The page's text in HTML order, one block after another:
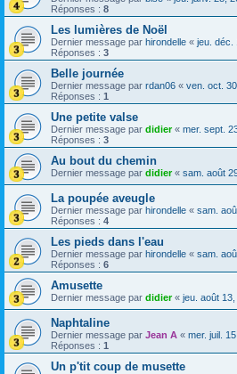
Réponses : 8
Les lumières de Noël
Dernier message par hirondelle « jeu. déc.
Réponses : 3
Belle journée
Dernier message par rdan06 « ven. oct.
Réponses : 1
Une petite valse
Dernier message par didier« mer. sept.
Réponses : 3
Au bout du chemin
Dernier message par didier« sam. août
La poupée aveugle
Dernier message par hirondelle « sam.
Réponses : 4
Les pieds dans l'eau
Dernier message par hirondelle « sam.
Réponses : 6
Amusette
Dernier message par didier« jeu. août
Naphtaline
Dernier message par Jean A « mer. juil.
Réponses : 1
Un p'tit coup de musette